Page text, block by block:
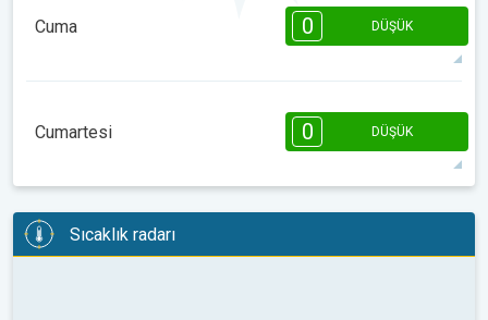
14:00 16:00 18:00
18:21 11°
Cuma 0 DÜŞÜK
14:00 16:00 18:00
18:22 14°
Cumartesi 0 DÜŞÜK
08:00
1 h 07:34 18:23 15°
Sıcaklık radarı